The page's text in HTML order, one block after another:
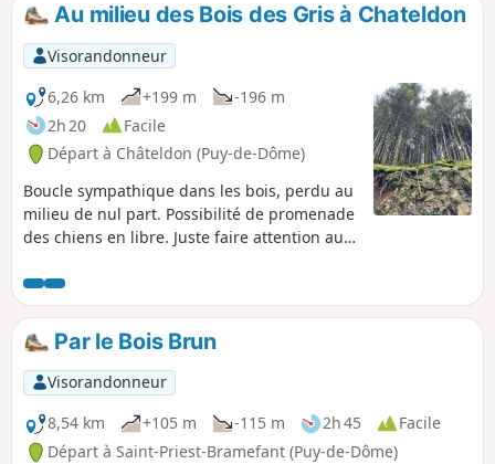
Au milieu des Bois des Gris à Chateldon
Visorandonneur
6,26 km
+199 m
-196 m
2h 20
Facile
Départ à Châteldon (Puy-de-Dôme)
Boucle sympathique dans les bois, perdu au
milieu de nul part. Possibilité de promenade
des chiens en libre. Juste faire attention au
mais praticable également à vélo. Hormis
pour rejoindre le point de départ, il n y a
absolument pas de route à faire sur la
promenade.
Par le Bois Brun
Visorandonneur
8,54 km
+105 m -115 m 2h 45
Facile
Départ à Saint-Priest-Bramefant (Puy-de-Dôme)